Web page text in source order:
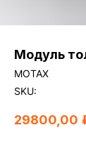
Модуль
МОТАХ
SKU:
29800,00